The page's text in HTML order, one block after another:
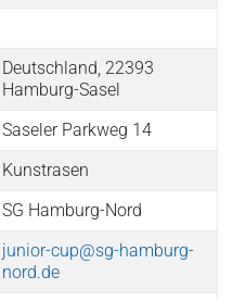
Deutschland, 22393
Hamburg-Sasel
Saseler Parkweg 14
Kunstrasen
SG Hamburg-Nord
junior-cup@sg-hamburg-
nord.de